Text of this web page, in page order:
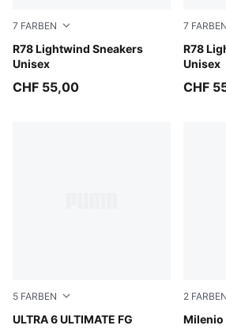
7 FARBEN
R78 Lightwind Sneakers
Unisex
PUMA White-PUMA Black
CHF 55,00
7 FARBEN
R78
Unisex
PUMA
CHF
5 FARBEN
ULTRA 6 ULTIMATE FG
Icy Blue-PUMA White-Blue Jewel
2 FARBEN
Milenio
PUMA